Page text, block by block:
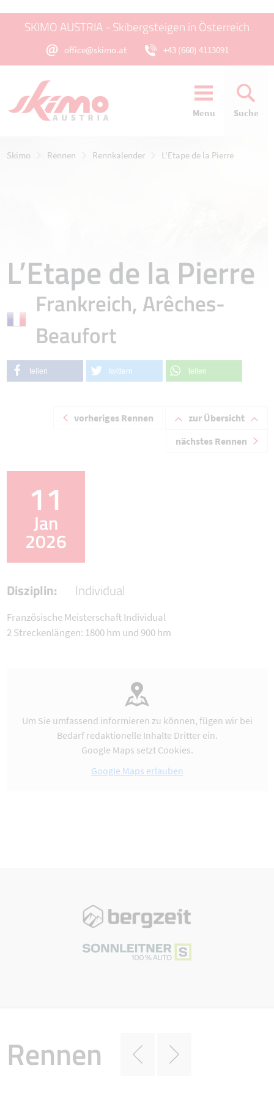
SKIMO AUSTRIA - Skibergsteigen in Österreich
office@skimo.at +43 (660) 4113091
Menu Suche
Skimo Rennen Rennkalender L'Etape de la Pierre
L’Etape de la Pierre
Frankreich, Arêches-
Beaufort
teilen twittern teilen
vorheriges Rennen
zur Übersicht
nächstes Rennen
11
Jan
2026
Disziplin: Individual
Französische Meisterschaft Individual
2 Streckenlängen: 1800 hm und 900 hm
Um Sie umfassend informieren zu können, fügen wir bei
Bedarf redaktionelle Inhalte Dritter ein.
Google Maps setzt Cookies.
Google Maps erlauben
Rennen